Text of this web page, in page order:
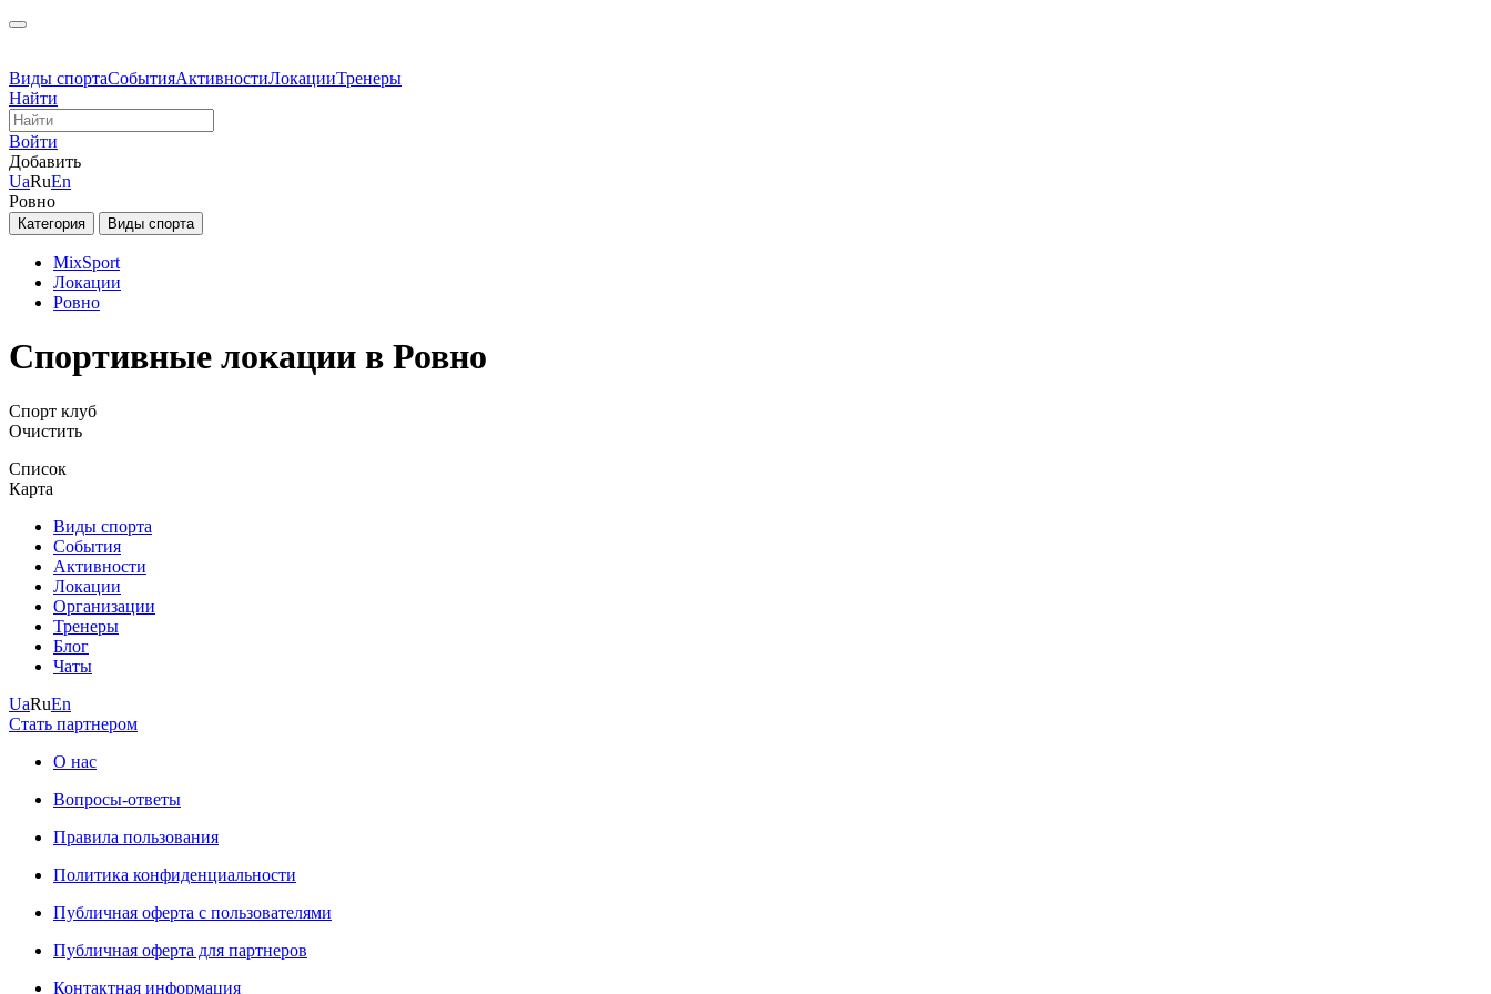
Виды спортаСобытияАктивностиЛокацииТренеры
Найти
Войти
Добавить
UaRuEn
Ровно
Категория Виды спорта
MixSport
Локации
Ровно
Спортивные локации в Ровно
Спорт клуб
Очистить
Список
Карта
Виды спорта
События
Активности
Локации
Организации
Тренеры
Блог
Чаты
UaRuEn
Стать партнером
О нас
Вопросы-ответы
Правила пользования
Политика конфиденциальности
Публичная оферта с пользователями
Публичная оферта для партнеров
Контактная информация